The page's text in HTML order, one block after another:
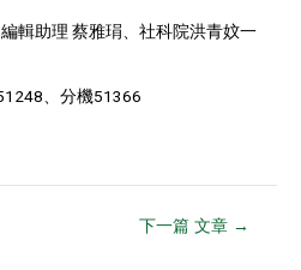
輯助理 蔡雅琄、社科院洪青妏一
、分機51366
下一篇 文章 →